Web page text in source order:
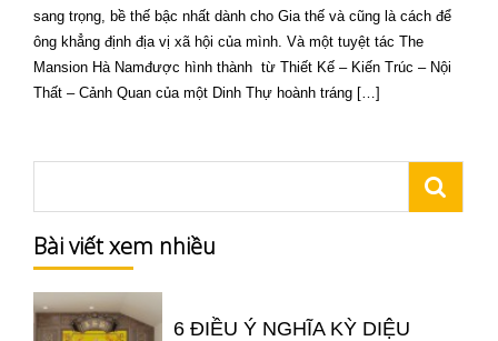
sang trọng, bề thế bậc nhất dành cho Gia thế và cũng là cách để
ông khẳng định địa vị xã hội của mình. Và một tuyệt tác The
Mansion Hà Namđược hình thành từ Thiết Kế – Kiến Trúc – Nội
Thất – Cảnh Quan của một Dinh Thự hoành tráng […]
Bài viết xem nhiều
6 ĐIỀU Ý NGHĨA KỲ DIỆU